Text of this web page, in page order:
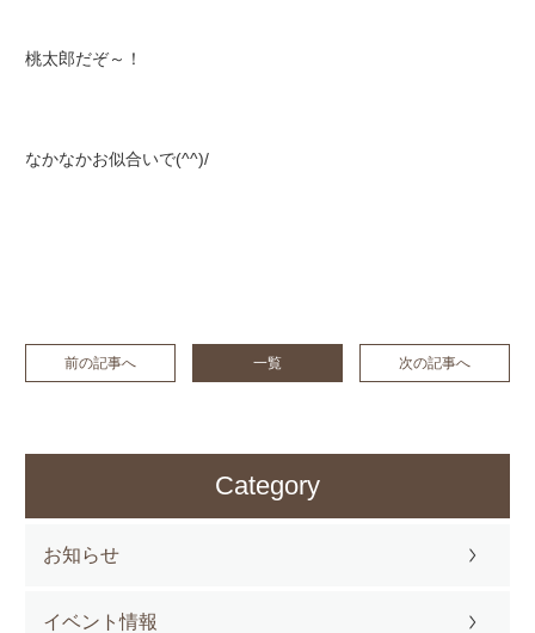
桃太郎だぞ～！
なかなかお似合いで(^^)/
前の記事へ 一覧 次の記事へ
Category
お知らせ
イベント情報